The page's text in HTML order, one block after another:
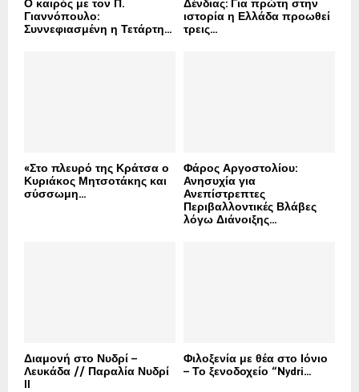
Ο καιρός με τον Π.
Γιαννόπουλο:
Συννεφιασμένη η Τετάρτη...
Δένδιας: Για πρώτη στην
ιστορία η Ελλάδα προωθεί
τρεις...
«Στο πλευρό της Κράτσα ο
Κυριάκος Μητσοτάκης και
σύσσωμη...
Φάρος Αργοστολίου:
Ανησυχία για
Ανεπίστρεπτες
Περιβαλλοντικές Βλάβες
λόγω Διάνοιξης...
Διαμονή στο Νυδρί –
Λευκάδα // Παραλία Νυδρί
II
Φιλοξενία με θέα στο Ιόνιο
– Το ξενοδοχείο “Nydri...